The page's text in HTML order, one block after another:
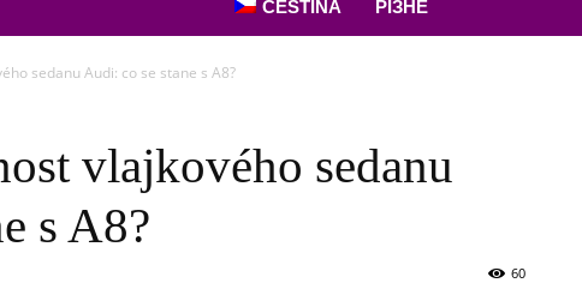
ČEŠTINA РІЗНЕ
sedanu Audi: co se stane s A8?
vlajkového sedanu
s A8?
60